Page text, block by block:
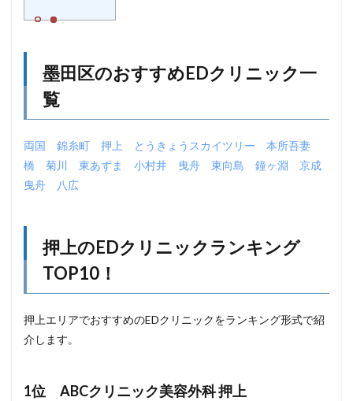
墨田区のおすすめEDクリニック一
覧
両国 錦糸町 押上 とうきょうスカイツリー
本所吾妻
橋
菊川 東あずま 小村井 曳舟 東向島 鐘ヶ淵
京成
曳舟
八広
押上のEDクリニックランキング
TOP10！
押上エリアでおすすめのEDクリニックをランキング形式で紹
介します。
1位 ABCクリニック美容外科 押上